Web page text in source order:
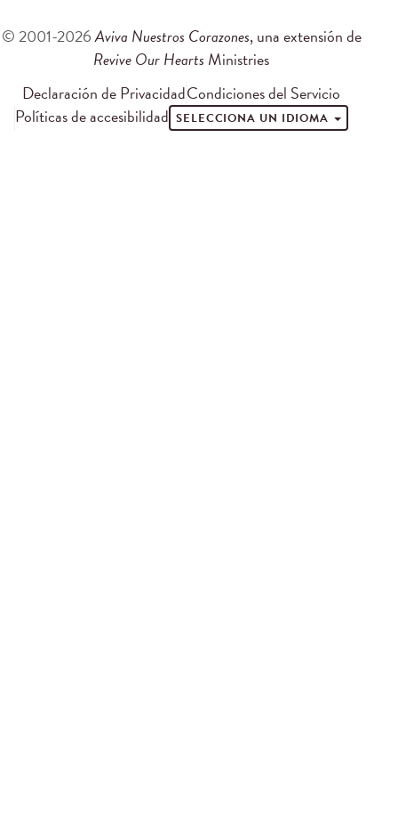
© 2001-2026Aviva Nuestros Corazones, una extensión de
Revive Our Hearts Ministries
Declaración de PrivacidadCondiciones del Servicio
Políticas de accesibilidad SELECCIONA UN IDIOMA